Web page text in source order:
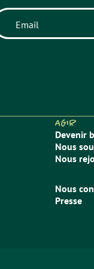
AGIR
Devenir
Nous
Nous
Nous
Presse